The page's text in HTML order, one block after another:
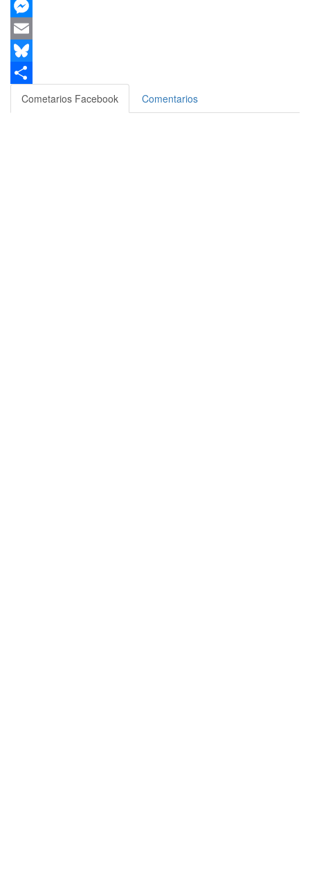
X
Messenger
Email
Bluesky
Compartir
Cometarios Facebook Comentarios